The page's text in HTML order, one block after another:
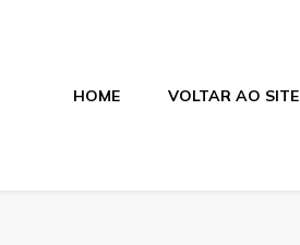
HOME VOLTAR AO SITE